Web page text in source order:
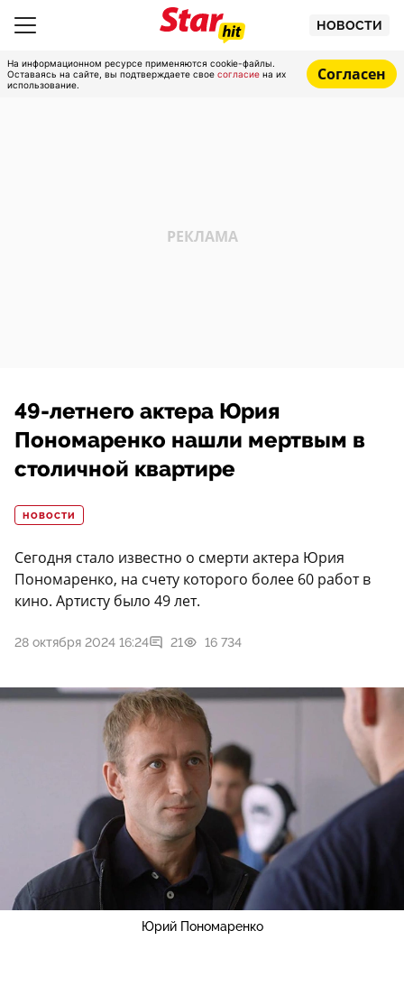
НОВОСТИ
На информационном ресурсе применяются cookie-файлы.
Оставаясь на сайте, вы подтверждаете свое согласие на их
использование.
Согласен
49-летнего актера Юрия
Пономаренко нашли мертвым в
столичной квартире
НОВОСТИ
Сегодня стало известно о смерти актера Юрия
Пономаренко, на счету которого более 60 работ в
кино. Артисту было 49 лет.
28 октября 2024 16:24 21 16 734
Юрий Пономаренко